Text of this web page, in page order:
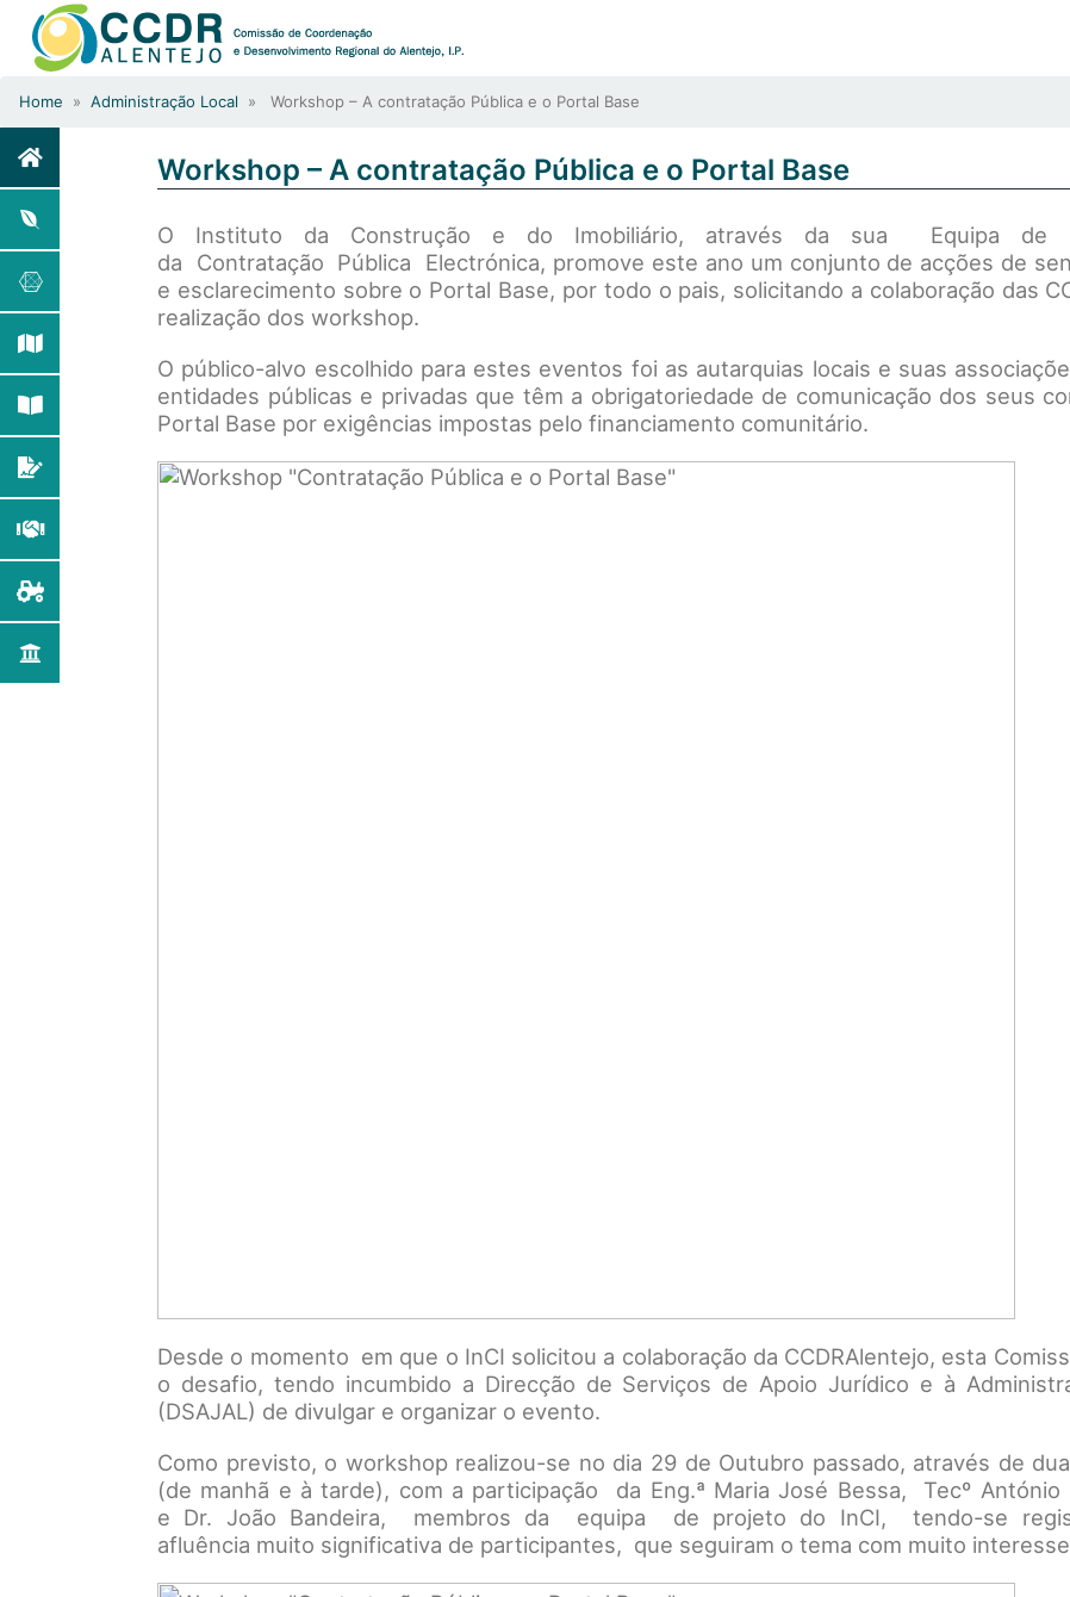
Home » Administração Local » Workshop – A contratação Pública e o Portal Base
Workshop – A contratação Pública e o Portal Base
O Instituto da Construção e do Imobiliário, através da sua Equipa de
da Contratação Pública Electrónica, promove este ano um conjunto de acções de
e esclarecimento sobre o Portal Base, por todo o pais, solicitando a colaboração das
realização dos workshop.
O público-alvo escolhido para estes eventos foi as autarquias locais e suas
entidades públicas e privadas que têm a obrigatoriedade de comunicação dos seus
Portal Base por exigências impostas pelo financiamento comunitário.
Desde o momento em que o InCI solicitou a colaboração da CCDRAlentejo, esta
o desafio, tendo incumbido a Direcção de Serviços de Apoio Jurídico e à
(DSAJAL) de divulgar e organizar o evento.
Como previsto, o workshop realizou-se no dia 29 de Outubro passado, através de
(de manhã e à tarde), com a participação da Eng.ª Maria José Bessa, Tecº António
e Dr. João Bandeira, membros da equipa de projeto do InCI, tendo-se
afluência muito significativa de participantes, que seguiram o tema com muito